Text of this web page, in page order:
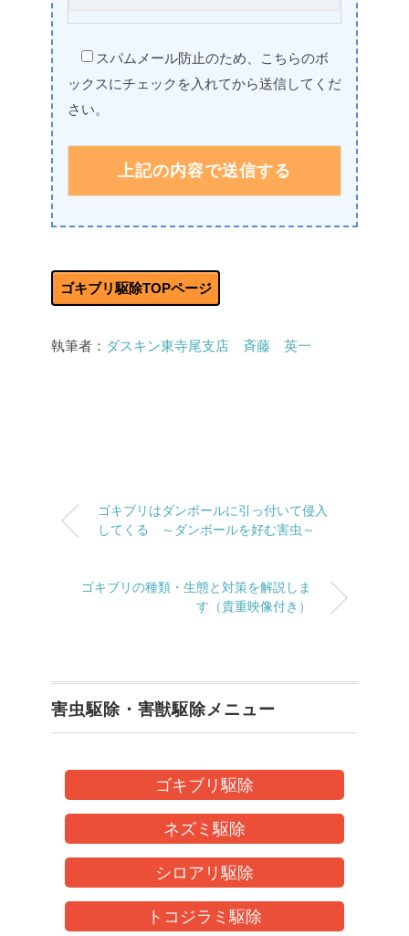
スパムメール防止のため、こちらのボ
ックスにチェックを入れてから送信してくだ
さい。
ゴキブリ駆除TOPページ
執筆者： ダスキン東寺尾支店 斉藤 英一
ゴキブリはダンボールに引っ付いて侵入
してくる ～ダンボールを好む害虫～
ゴキブリの種類・生態と対策を解説しま
す（貴重映像付き）
害虫駆除・害獣駆除メニュー
ゴキブリ駆除
ネズミ駆除
シロアリ駆除
トコジラミ駆除